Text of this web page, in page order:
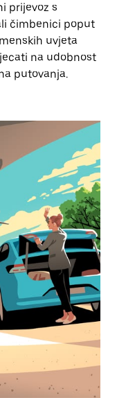
prijevoz s
čimbenici poput
uvjeta
na udobnost
putovanja.